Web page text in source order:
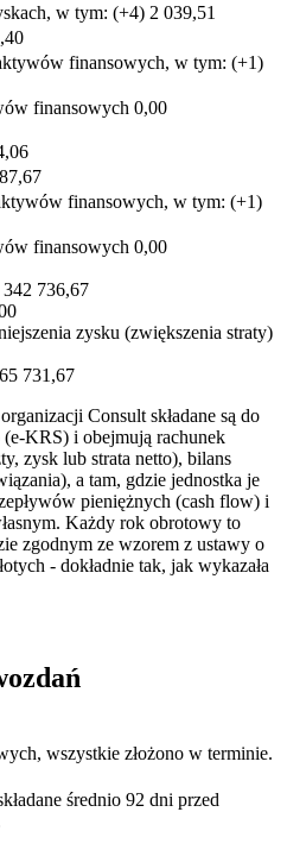
w tym: (+4) 2 039,51
finansowych, w tym: (+1)
finansowych 0,00
finansowych, w tym: (+1)
finansowych 0,00
342 736,67
zysku (zwiększenia straty)
731,67
Consult składane są do
KRS) i obejmują rachunek
zysk lub strata netto), bilans
a tam, gdzie jednostka je
pieniężnych (cash flow) i
Każdy rok obrotowy to
zgodnym ze wzorem z ustawy o
- dokładnie tak, jak wykazała
wszystkie złożono w terminie.
średnio 92 dni przed